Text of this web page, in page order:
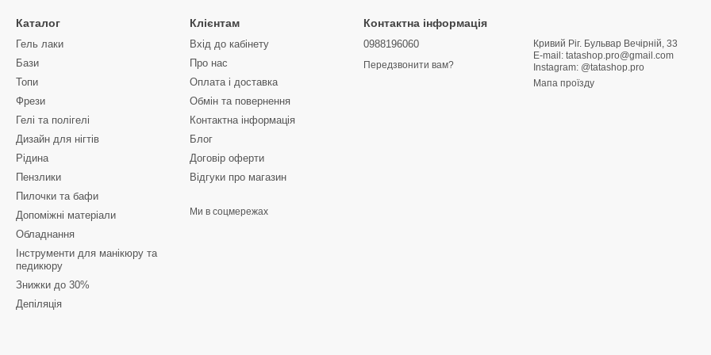
і запалень;
інструментів;
нормам і стандартам.
необхідно продезінфікувати перед першим використанням.
інструментів 🌸
у використанні, підходять для замочування металевих інструментів.
без підготовки — зручно для салонів із великим потоком клієнтів.
Каталог
Гель лаки
Бази
Топи
Фрези
Гелі та полігелі
Дизайн для нігтів
Рідина
Пензлики
Пилочки та бафи
Допоміжні матеріали
Обладнання
Інструменти для манікюру та
педикюру
Знижки до 30%
Депіляція
Клієнтам
Вхід до кабінету
Про нас
Оплата і доставка
Обмін та повернення
Контактна інформація
Блог
Договір оферти
Відгуки про магазин
Ми в соцмережах
Контактна інформація
0988196060
Передзвонити вам?
Кривий Ріг. Бульвар Вечірній, 33
E-mail: tatashop.pro@gmail.com
Instagram: @tatashop.pro
Мапа проїзду